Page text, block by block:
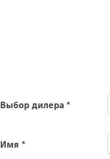
Выбор дилера *
Имя *